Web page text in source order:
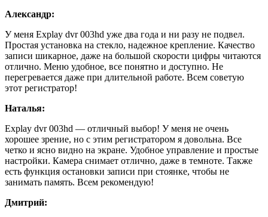
Александр:
У меня Explay dvr 003hd уже два года и ни разу не подвел.
Простая установка на стекло, надежное крепление. Качество
записи шикарное, даже на большой скорости цифры читаются
отлично. Меню удобное, все понятно и доступно. Не
перегревается даже при длительной работе. Всем советую
этот регистратор!
Наталья:
Explay dvr 003hd — отличный выбор! У меня не очень
хорошее зрение, но с этим регистратором я довольна. Все
четко и ясно видно на экране. Удобное управление и простые
настройки. Камера снимает отлично, даже в темноте. Также
есть функция остановки записи при стоянке, чтобы не
занимать память. Всем рекомендую!
Дмитрий: